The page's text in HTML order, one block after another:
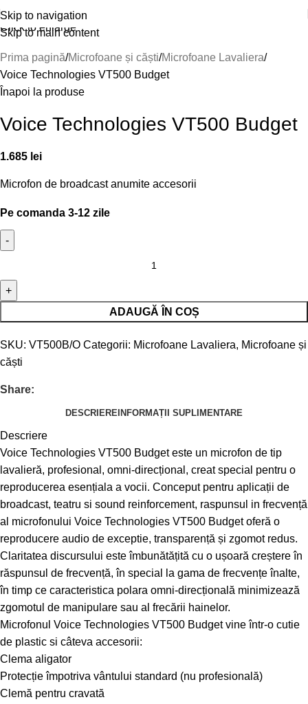
Skip to navigation
Skip to main content
Click to enlarge
Prima pagină Microfoane și căști Microfoane Lavaliera
Voice Technologies VT500 Budget
Înapoi la produse
Voice Technologies VT500 Budget
1.685 lei
Microfon de broadcast anumite accesorii
Pe comanda 3-12 zile
ADAUGĂ ÎN COȘ
SKU: VT500B/O Categorii: Microfoane Lavaliera, Microfoane și
căști
Share:
DESCRIEREINFORMAȚII SUPLIMENTARE
Descriere
Voice Technologies VT500 Budget este un microfon de tip
lavalieră, profesional, omni-direcțional, creat special pentru o
reproducerea esențiala a vocii. Conceput pentru aplicații de
broadcast, teatru si sound reinforcement, raspunsul in frecvență
al microfonului Voice Technologies VT500 Budget oferă o
reproducere audio de exceptie, transparență și zgomot redus.
Claritatea discursului este îmbunătățită cu o ușoară creștere în
răspunsul de frecvență, în special la gama de frecvențe înalte,
în timp ce caracteristica polara omni-direcțională minimizează
zgomotul de manipulare sau al frecării hainelor.
Microfonul Voice Technologies VT500 Budget vine într-o cutie
de plastic si câteva accesorii:
Clema aligator
Protecție împotriva vântului standard (nu profesională)
Clemă pentru cravată